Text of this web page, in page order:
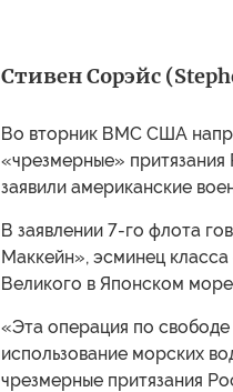
Стивен Сорэйс
Во вторник ВМС США
«чрезмерные» притязания
заявили американские
В заявлении 7-го флота
Маккейн», эсминец
Великого в Японском
«Эта операция по
использование морских
чрезмерные притязания